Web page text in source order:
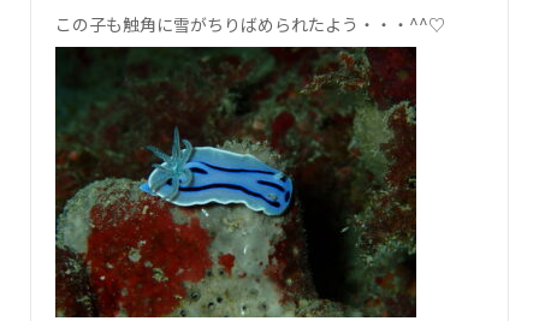
この子も触角に雪がちりばめられたよう・・・^^♡